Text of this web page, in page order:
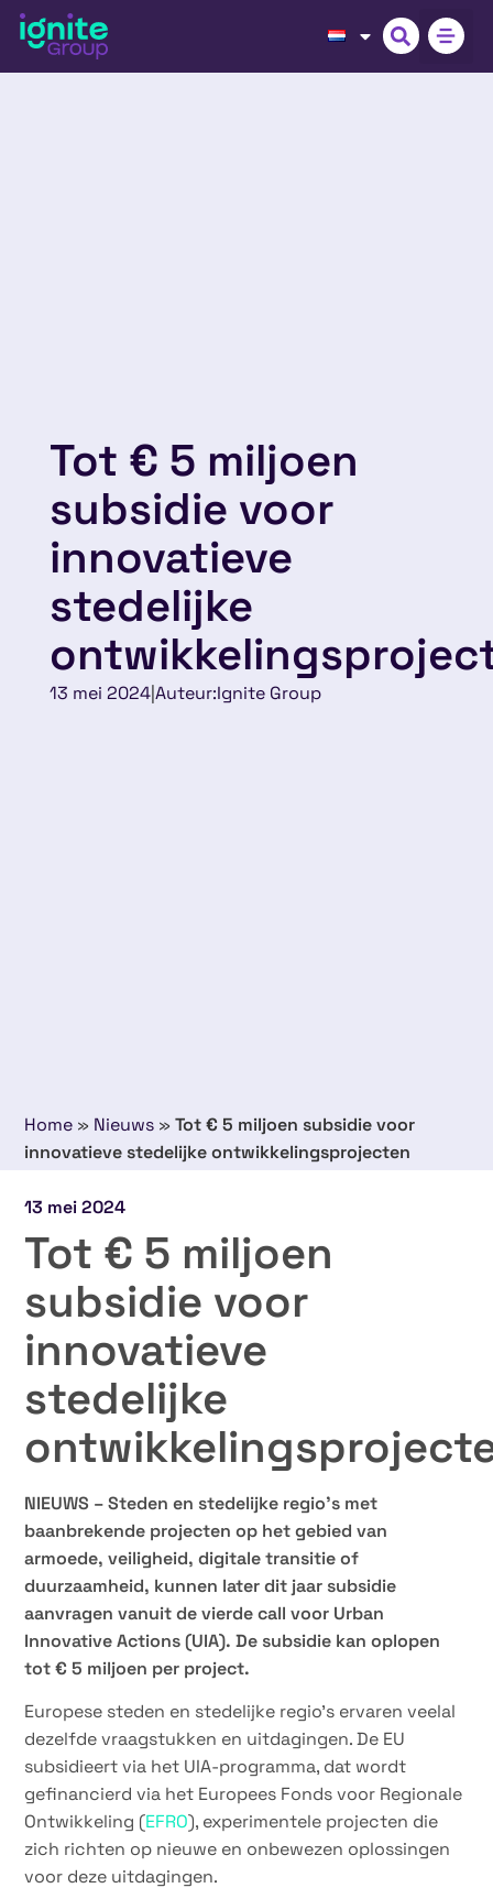
Tot € 5 miljoen
subsidie voor
innovatieve
stedelijke
13 mei 2024|Auteur:Ignite Group
Home » Nieuws »Tot € 5 miljoen subsidie voor
innovatieve stedelijke ontwikkelingsprojecten
13 mei 2024
Tot € 5 miljoen
subsidie voor
innovatieve
stedelijke
NIEUWS – Steden en stedelijke regio’s met
baanbrekende projecten op het gebied van
armoede, veiligheid, digitale transitie of
duurzaamheid, kunnen later dit jaar subsidie
aanvragen vanuit de vierde call voor Urban
Innovative Actions (UIA). De subsidie kan oplopen
tot € 5 miljoen per project.
Europese steden en stedelijke regio’s ervaren veelal
dezelfde vraagstukken en uitdagingen. De EU
subsidieert via het UIA-programma, dat wordt
gefinancierd via het Europees Fonds voor Regionale
Ontwikkeling (EFRO), experimentele projecten die
zich richten op nieuwe en onbewezen oplossingen
voor deze uitdagingen.